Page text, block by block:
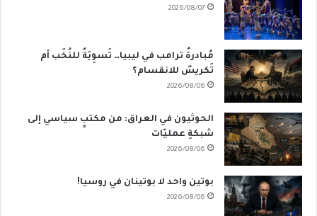
2026/08/07
مُبادرةُ ترامب في ليبيا… تَسوِيَةٌ للنُخَب أم
تَكريسٌ للانقسام؟
2026/08/06
الحوثيون في العراق: من مكتبٍ سياسي إلى
شبكةِ عمليّات
2026/08/06
بوتين واحد لا بوتينان في روسيا!
2026/08/06